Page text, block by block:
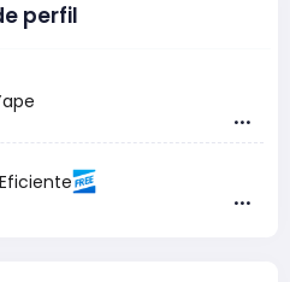
el tema
Honor x60 isp
perfil
•••
•••